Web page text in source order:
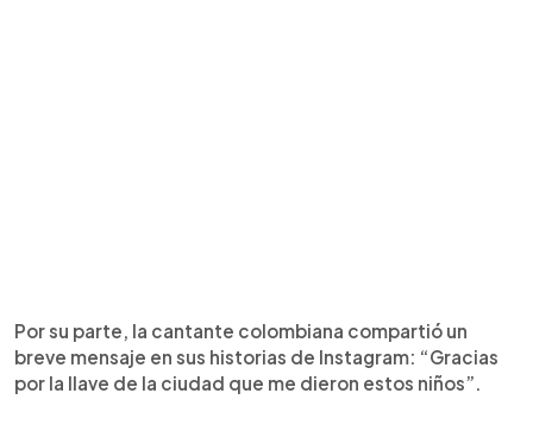
Por su parte, la cantante colombiana compartió un
breve mensaje en sus historias de Instagram: “Gracias
por la llave de la ciudad que me dieron estos niños”.